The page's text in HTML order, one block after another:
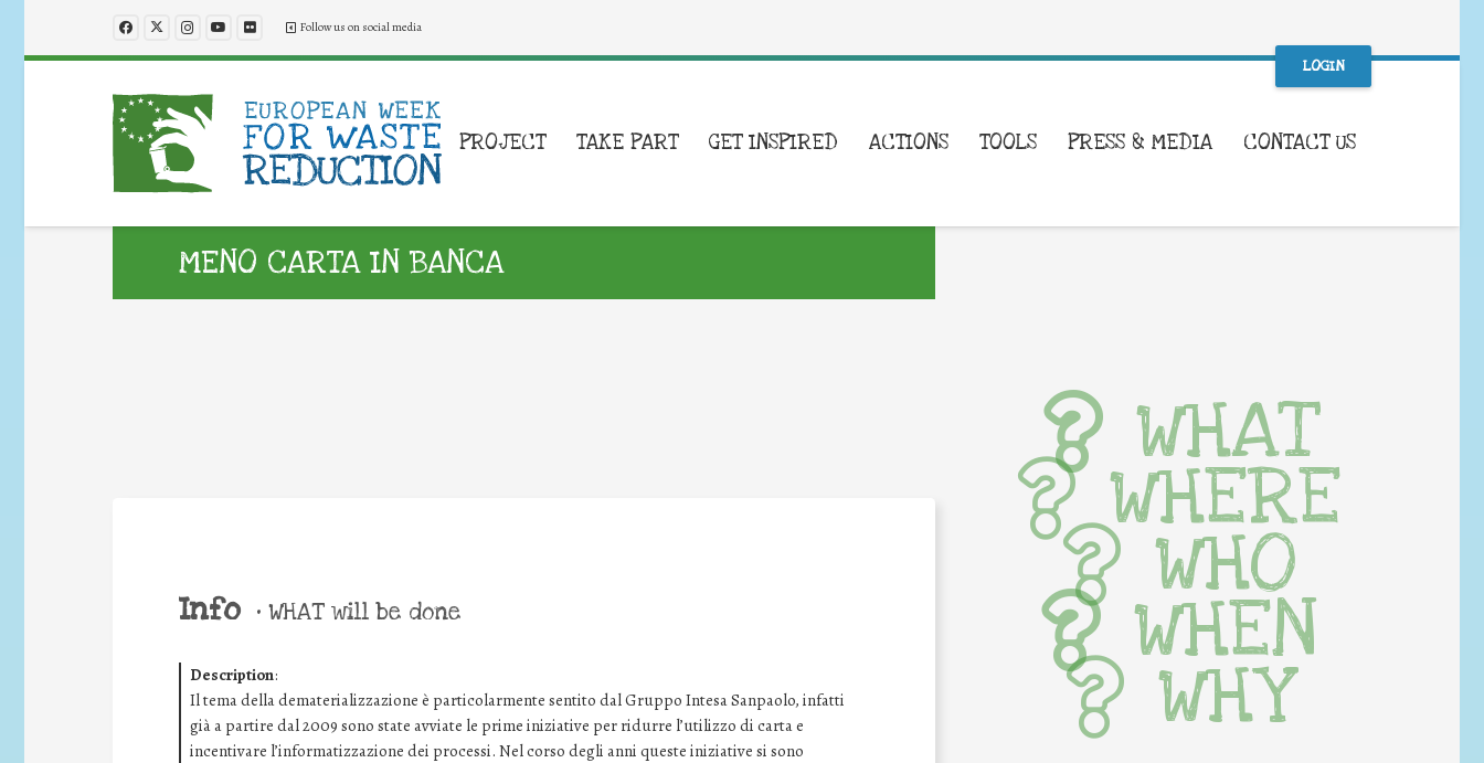
Follow us on social media
LOGIN
PROJECT TAKE PART GET INSPIRED ACTIONS TOOLS PRESS & MEDIA CONTACT US
MENO CARTA IN BANCA
Info • WHAT will be done
Description:
Il tema della dematerializzazione è particolarmente sentito dal Gruppo Intesa Sanpaolo, infatti
già a partire dal 2009 sono state avviate le prime iniziative per ridurre l’utilizzo di carta e
incentivare l’informatizzazione dei processi. Nel corso degli anni queste iniziative si sono
WHAT
WHERE
WHO
WHEN
WHY